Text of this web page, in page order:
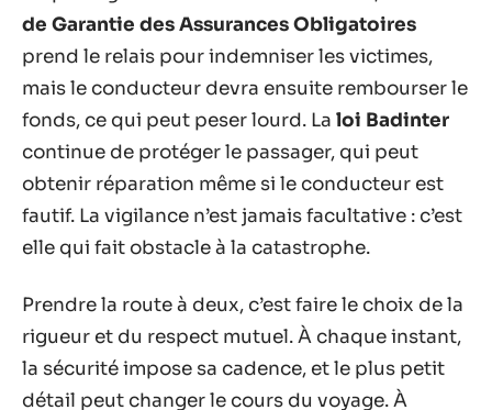
de Garantie des Assurances Obligatoires
prend le relais pour indemniser les victimes,
mais le conducteur devra ensuite rembourser le
fonds, ce qui peut peser lourd. La loi Badinter
continue de protéger le passager, qui peut
obtenir réparation même si le conducteur est
fautif. La vigilance n’est jamais facultative : c’est
elle qui fait obstacle à la catastrophe.
Prendre la route à deux, c’est faire le choix de la
rigueur et du respect mutuel. À chaque instant,
la sécurité impose sa cadence, et le plus petit
détail peut changer le cours du voyage. À